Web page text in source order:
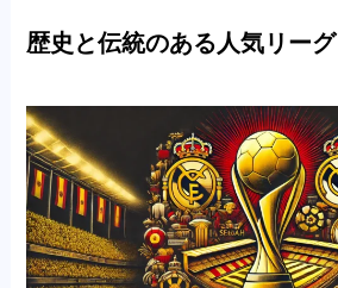
歴史と伝統のある人気リーグ